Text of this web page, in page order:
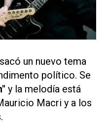
sacó un nuevo tema
político. Se
y la melodía está
Macri y a los